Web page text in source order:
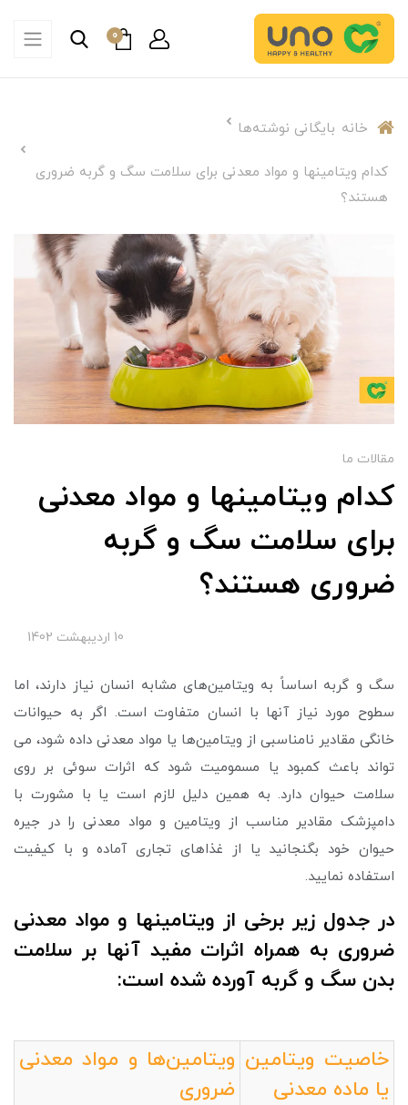
0
خانه بایگانی نوشته‌ها
کدام ویتامین­ها و مواد معدنی برای سلامت سگ و گربه ضروری
هستند؟
مقالات ما
کدام ویتامین­ها و مواد معدنی
برای سلامت سگ و گربه
ضروری هستند؟
10 ارديبهشت 1402
سگ و گربه اساساً به ویتامین‌های مشابه انسان نیاز دارند، اما
سطوح مورد نیاز آن­ها با انسان متفاوت است. اگر به حیوانات
خانگی مقادیر نامناسبی از ویتامین‌ها یا مواد معدنی داده شود، می
تواند باعث کمبود یا مسمومیت شود که اثرات سوئی بر روی
سلامت حیوان دارد. به همین دلیل لازم است یا با مشورت با
دامپزشک مقادیر مناسب از ویتامین و مواد معدنی را در جیره
حیوان خود بگنجانید یا از غذاهای تجاری آماده و با کیفیت
استفاده نمایید.
در جدول زیر برخی از ویتامین­ها و مواد معدنی
ضروری به همراه اثرات مفید آن­ها بر سلامت
بدن سگ و گربه آورده شده است:
خاصیت ویتامین
یا ماده معدنی
ویتامین‌ها و مواد معدنی
ضروری